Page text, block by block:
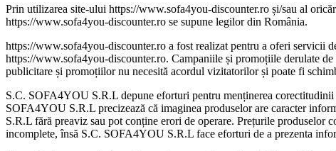
Prin utilizarea site-ului https://www.sofa4you-discounter.ro și/sau al
https://www.sofa4you-discounter.ro se supune legilor din România.
https://www.sofa4you-discounter.ro a fost realizat pentru a oferi servicii
https://www.sofa4you-discounter.ro. Campaniile și promoțiile derulate
publicitare și promoțiilor nu necesită acordul vizitatorilor și poate fi
S.C. SOFA4YOU S.R.L depune eforturi pentru menținerea
SOFA4YOU S.R.L precizează că imaginea produselor are caracter
S.R.L fără preaviz sau pot conține erori de operare. Prețurile
incomplete, însă S.C. SOFA4YOU S.R.L face eforturi de a prezenta